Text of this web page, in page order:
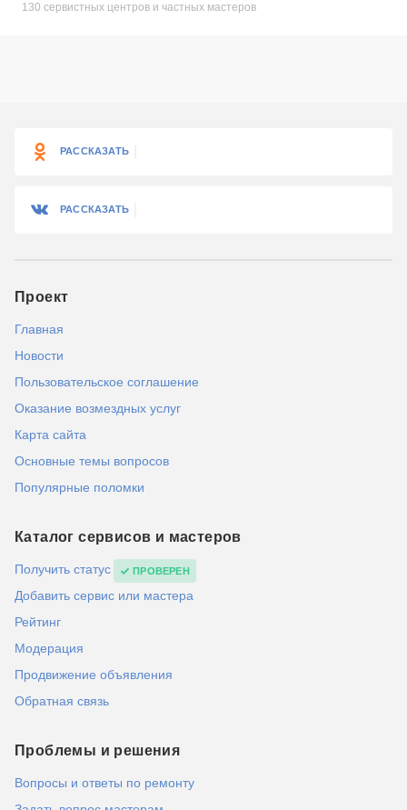
130 сервистных центров и частных мастеров
РАССКАЗАТЬ
РАССКАЗАТЬ
Проект
Главная
Новости
Пользовательское соглашение
Оказание возмездных услуг
Карта сайта
Основные темы вопросов
Популярные поломки
Каталог сервисов и мастеров
Получить статус ПРОВЕРЕН
Добавить сервис или мастера
Рейтинг
Модерация
Продвижение объявления
Обратная связь
Проблемы и решения
Вопросы и ответы по ремонту